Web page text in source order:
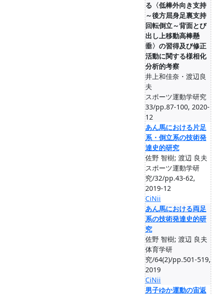
る〈低棒外向き支持
～後方屈身足裏支持
回転倒立～背面とび
出し上移動高棒懸
垂〉の習得及び修正
活動に関する様相化
分析的考察
井上和佳奈・渡辺良
夫
スポーツ運動学研究
33/pp.87-100, 2020-
12
あん馬における片足
系・倒立系の技術発
達史的研究
佐野 智樹; 渡辺 良夫
スポーツ運動学研
究/32/pp.43-62,
2019-12
CiNii
あん馬における両足
系の技術発達史的研
究
佐野 智樹; 渡辺 良夫
体育学研
究/64(2)/pp.501-519,
2019
CiNii
男子ゆか運動の宙返